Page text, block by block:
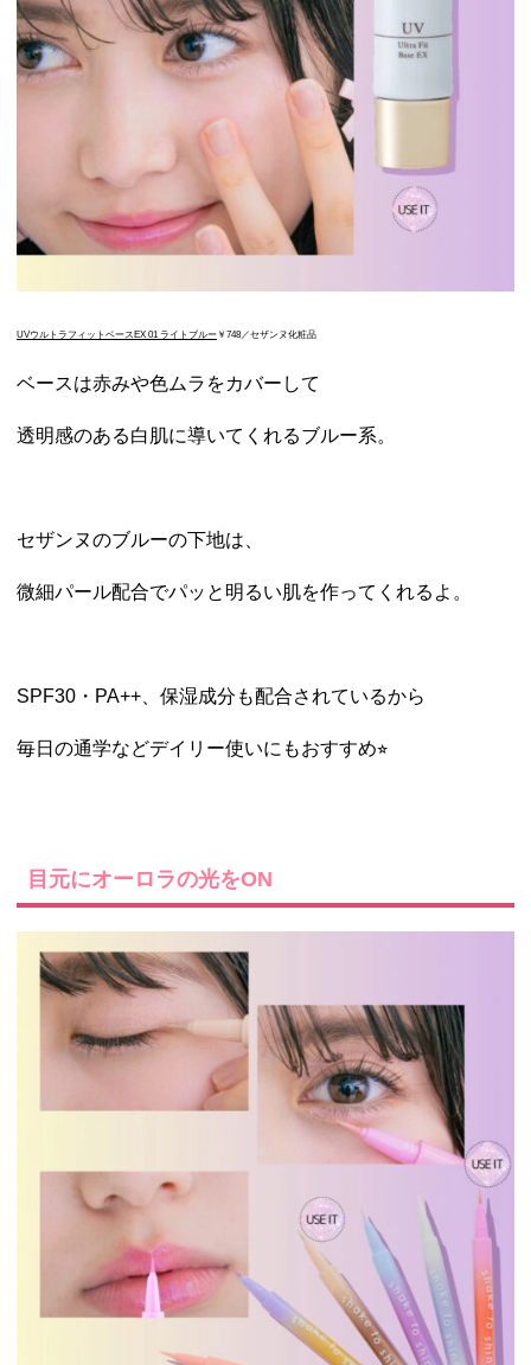
UVウルトラフィットベースEX 01 ライトブルー ￥748／セザンヌ化粧品
ベースは赤みや色ムラをカバーして
透明感のある白肌に導いてくれるブルー系。
セザンヌのブルーの下地は、
微細パール配合でパッと明るい肌を作ってくれるよ。
SPF30・PA++、 保湿成分も配合されているから
毎日の通学などデイリー使いにもおすすめ⭐︎
目元にオーロラの光をON